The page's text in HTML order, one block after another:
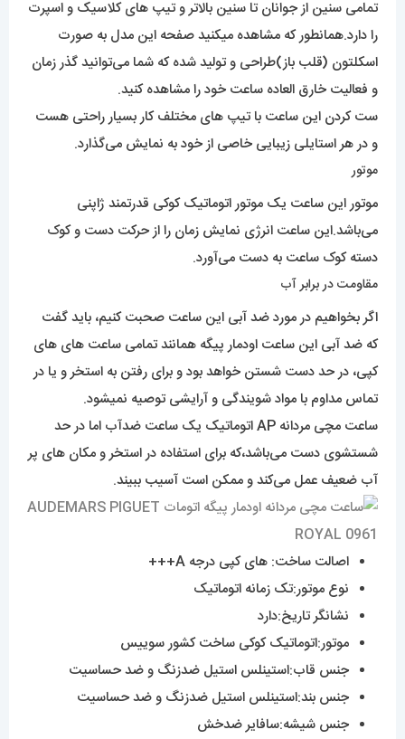
تمامی سنین از جوانان تا سنین بالاتر و تیپ های کلاسیک و اسپرت
را دارد.همانطور که مشاهده میکنید صفحه این مدل به صورت
اسکلتون (قلب باز)طراحی و تولید شده که شما می‌توانید گذر زمان
و فعالیت خارق العاده ساعت خود را مشاهده کنید.
ست کردن این ساعت با تیپ های مختلف کار بسیار راحتی هست
و در هر استایلی زیبایی خاصی از خود به نمایش می‌گذارد.
موتور
موتور این ساعت یک موتور اتوماتیک کوکی قدرتمند ژاپنی
می‌باشد.این ساعت انرژی نمایش زمان را از حرکت دست و کوک
دسته کوک ساعت به دست می‌آورد.
مقاومت در برابر آب
اگر بخواهیم در مورد ضد آبی این ساعت صحبت کنیم، باید گفت
که ضد آبی این ساعت اودمار پیگه همانند تمامی ساعت های های
کپی، در حد دست شستن خواهد بود و برای رفتن به استخر و یا در
تماس مداوم با مواد شویندگی و آرایشی توصیه نمیشود.
ساعت مچی مردانه AP اتوماتیک یک ساعت ضدآب اما در حد
شستشوی دست می‌باشد،که برای استفاده در استخر و مکان های پر
آب ضعیف عمل می‌کند و ممکن است آسیب ببیند.
اصالت ساخت: های کپی درجه A+++
نوع موتور:تک زمانه اتوماتیک
نشانگر تاریخ:دارد
موتور:اتوماتیک کوکی ساخت کشور سوییس
جنس قاب:استینلس استیل ضدزنگ و ضد حساسیت
جنس بند:استینلس استیل ضدزنگ و ضد حساسیت
جنس شیشه:سافایر ضدخش